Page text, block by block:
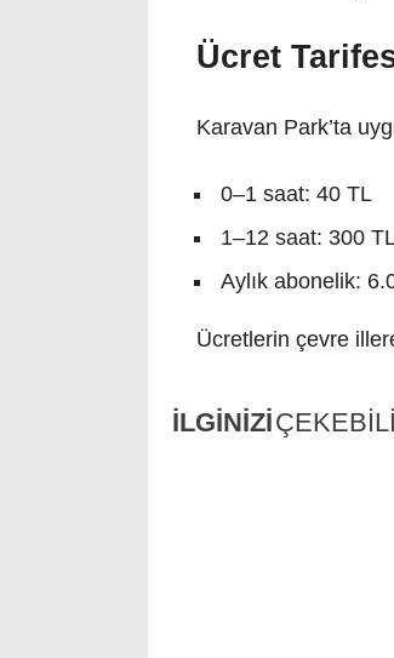
Ücret
Karavan Park’ta
0–1 saat: 40 TL
1–12 saat: 300
Aylık abonelik:
Ücretlerin çevre
İLGİNİZİ